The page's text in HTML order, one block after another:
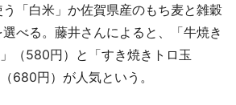
「白米」か佐賀県産のもち麦と雑穀
べる。藤井さんによると、「牛焼き
（580円）と「すき焼きトロ玉
680円）が人気という。